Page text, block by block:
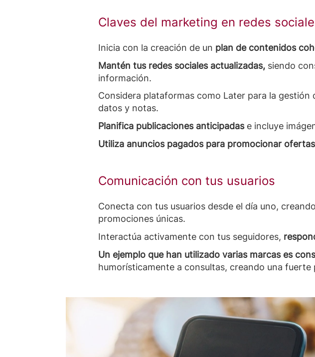
Claves del marketing en redes
Inicia con la creación de un plan de contenidos
Mantén tus redes sociales actualizadas, siendo
información.
Considera plataformas como Later para la
datos y notas.
Planifica publicaciones anticipadase incluye
Utiliza anuncios pagados para promocionar ofertas
Comunicación con tus usuarios
Conecta con tus usuarios desde el día uno, creando
promociones únicas.
Interactúa activamente con tus seguidores,
Un ejemplo que han utilizado varias marcas es
humorísticamente a consultas, creando una fuerte